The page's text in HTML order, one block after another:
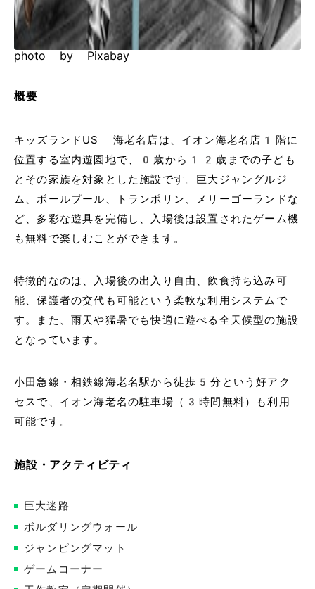
photo by Pixabay
概要
キッズランドUS 海老名店は、イオン海老名店1階に
位置する室内遊園地で、0歳から12歳までの子ども
とその家族を対象とした施設です。巨大ジャングルジ
ム、ボールプール、トランポリン、メリーゴーランドな
ど、多彩な遊具を完備し、入場後は設置されたゲーム機
も無料で楽しむことができます。
特徴的なのは、入場後の出入り自由、飲食持ち込み可
能、保護者の交代も可能という柔軟な利用システムで
す。また、雨天や猛暑でも快適に遊べる全天候型の施設
となっています。
小田急線・相鉄線海老名駅から徒歩5分という好アク
セスで、イオン海老名の駐車場（3時間無料）も利用
可能です。
施設・アクティビティ
巨大迷路
ボルダリングウォール
ジャンピングマット
ゲームコーナー